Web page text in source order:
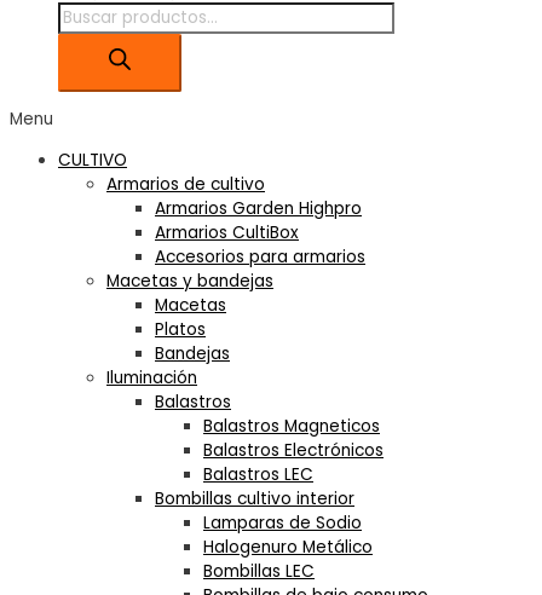
Menu
CULTIVO
Armarios de cultivo
Armarios Garden Highpro
Armarios CultiBox
Accesorios para armarios
Macetas y bandejas
Macetas
Platos
Bandejas
Iluminación
Balastros
Balastros Magneticos
Balastros Electrónicos
Balastros LEC
Bombillas cultivo interior
Lamparas de Sodio
Halogenuro Metálico
Bombillas LEC